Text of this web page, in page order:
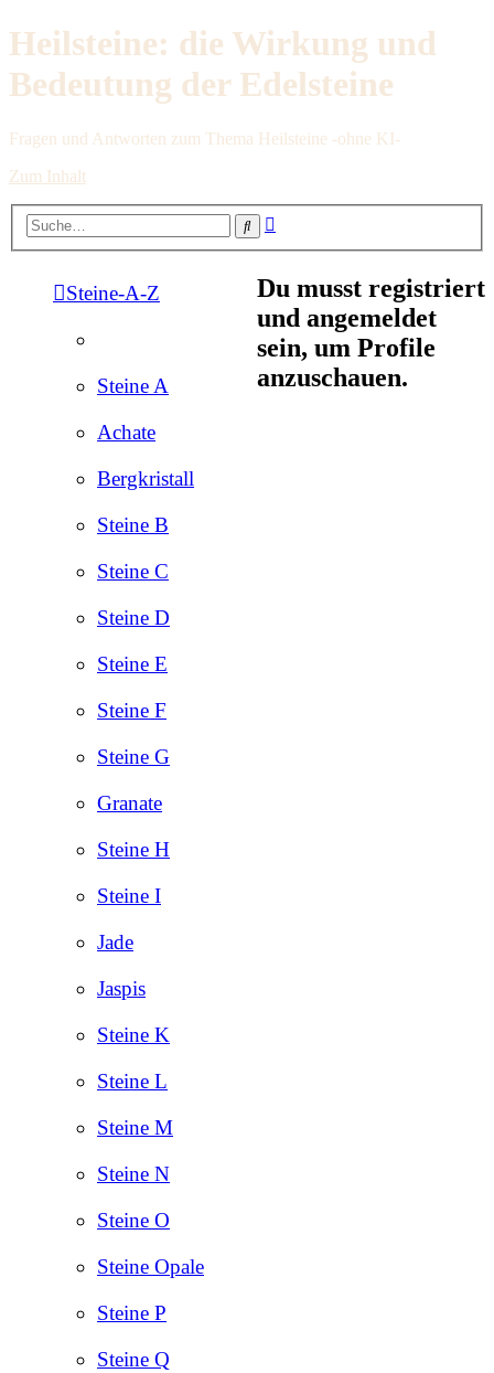
Heilsteine: die Wirkung und
Bedeutung der Edelsteine
Fragen und Antworten zum Thema Heilsteine -ohne KI-
Zum Inhalt
Suche
Steine-A-Z
Steine A
Achate
Bergkristall
Steine B
Steine C
Steine D
Steine E
Steine F
Steine G
Granate
Steine H
Steine I
Jade
Jaspis
Steine K
Steine L
Steine M
Steine N
Steine O
Steine Opale
Steine P
Steine Q
Du musst registriert
und angemeldet
sein, um Profile
anzuschauen.